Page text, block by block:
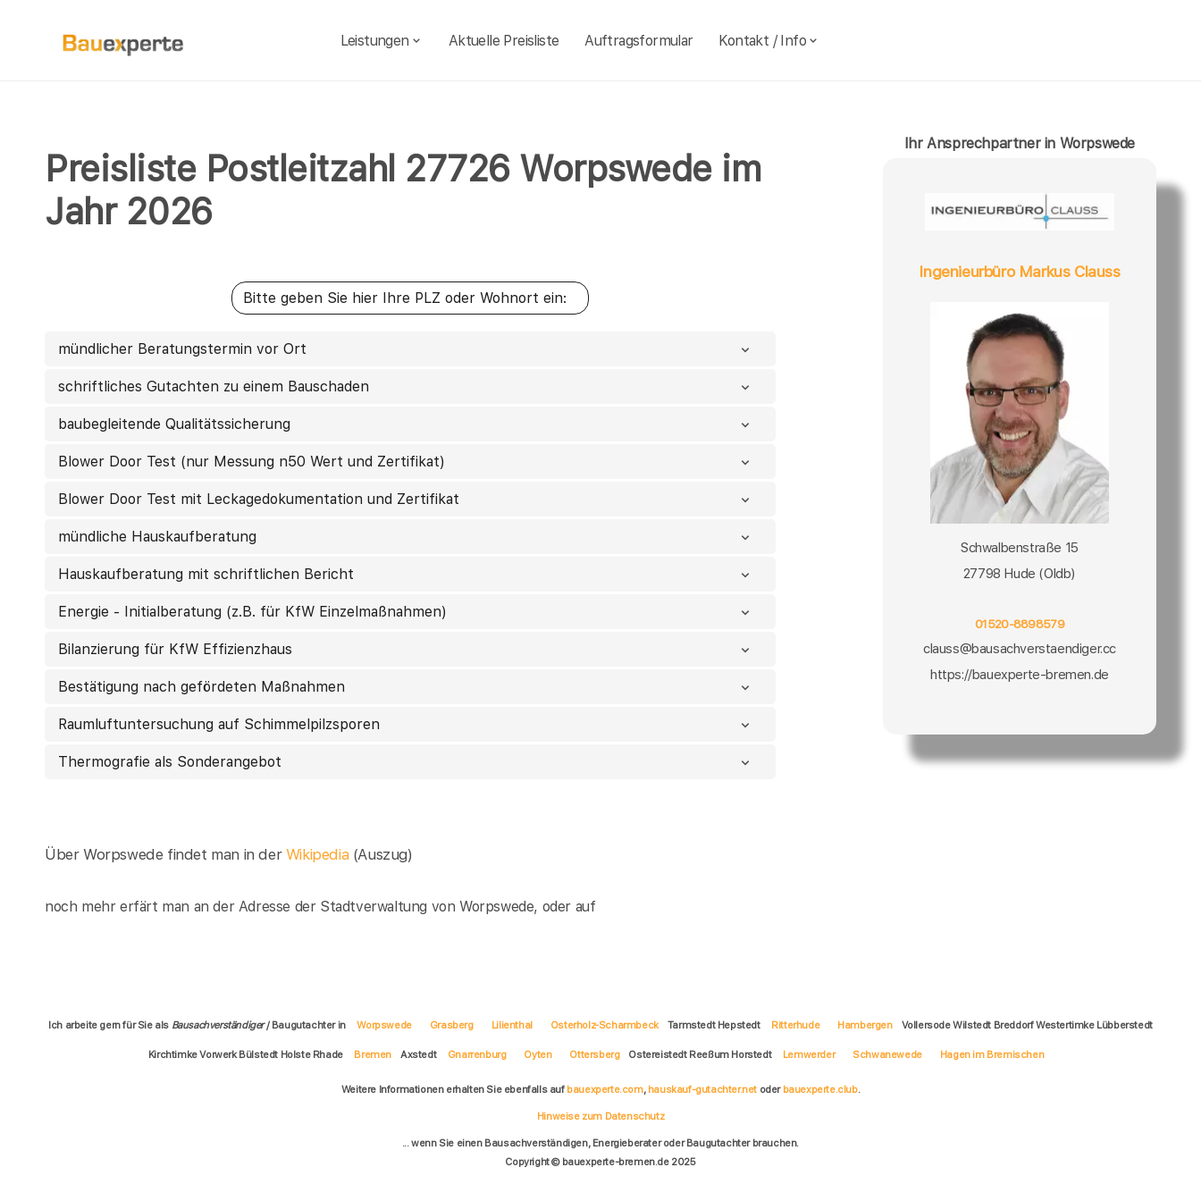
Leistungen Aktuelle Preisliste Auftragsformular Kontakt / Info
Preisliste Postleitzahl 27726 Worpswede im
Jahr 2026
mündlicher Beratungstermin vor Ort
schriftliches Gutachten zu einem Bauschaden
baubegleitende Qualitätssicherung
Blower Door Test (nur Messung n50 Wert und Zertifikat)
Blower Door Test mit Leckagedokumentation und Zertifikat
mündliche Hauskaufberatung
Hauskaufberatung mit schriftlichen Bericht
Energie - Initialberatung (z.B. für KfW Einzelmaßnahmen)
Bilanzierung für KfW Effizienzhaus
Bestätigung nach gefördeten Maßnahmen
Raumluftuntersuchung auf Schimmelpilzsporen
Thermografie als Sonderangebot
Über Worpswede findet man in der Wikipedia (Auszug)
noch mehr erfärt man an der Adresse der Stadtverwaltung von Worpswede, oder auf
Ihr Ansprechpartner in Worpswede
Ingenieurbüro Markus Clauss
Schwalbenstraße 15
27798 Hude (Oldb)
01520-8898579
clauss@bausachverstaendiger.cc
https://bauexperte-bremen.de
Ich arbeite gern für Sie als Bausachverständiger/ Baugutachter in Worpswede Grasberg Lilienthal Osterholz-Scharmbeck Tarmstedt Hepstedt Ritterhude Hambergen Vollersode Wilstedt Breddorf Westertimke Lübberstedt
Kirchtimke Vorwerk Bülstedt Holste Rhade Bremen Axstedt Gnarrenburg Oyten Ottersberg Ostereistedt Reeßum Horstedt Lemwerder Schwanewede Hagen im Bremischen
Weitere Informationen erhalten Sie ebenfalls auf bauexperte.com, hauskauf-gutachter.net oder bauexperte.club.
Hinweise zum Datenschutz
... wenn Sie einen Bausachverständigen, Energieberater oder Baugutachter brauchen.
Copyright © bauexperte-bremen.de 2025